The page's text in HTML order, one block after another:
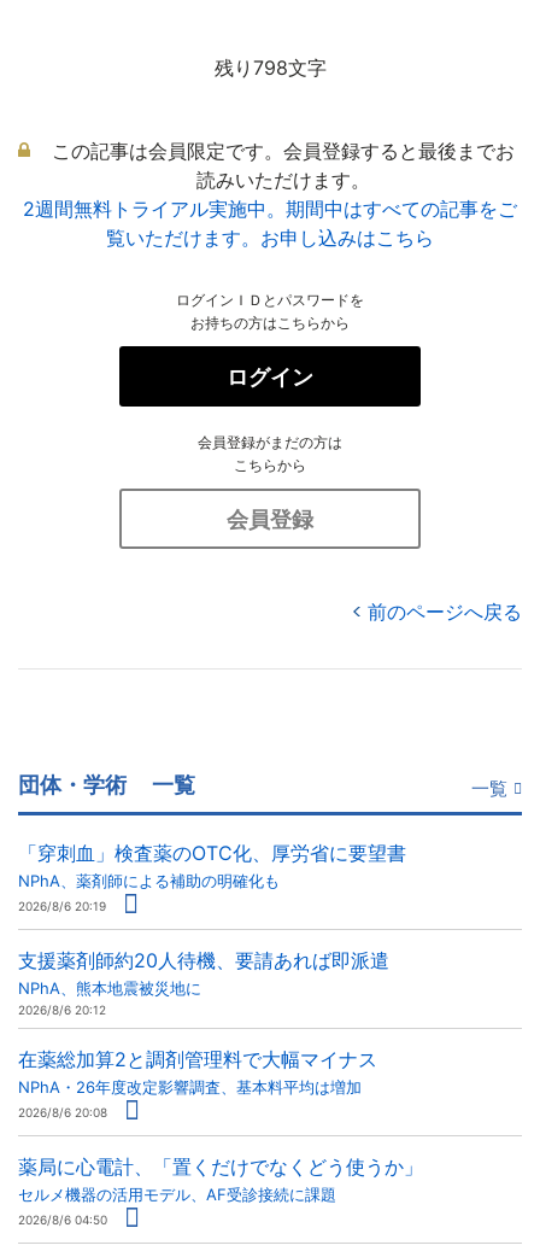
残り798文字
この記事は会員限定です。会員登録すると最後までお
読みいただけます。
2週間無料トライアル実施中。期間中はすべての記事をご
覧いただけます。お申し込みはこちら
ログインＩＤとパスワードを
お持ちの方はこちらから
ログイン
会員登録がまだの方は
こちらから
会員登録
前のページへ戻る
団体・学術 一覧 一覧
「穿刺血」検査薬のOTC化、厚労省に要望書
NPhA、薬剤師による補助の明確化も
2026/8/6 20:19
支援薬剤師約20人待機、要請あれば即派遣
NPhA、熊本地震被災地に
2026/8/6 20:12
在薬総加算2と調剤管理料で大幅マイナス
NPhA・26年度改定影響調査、基本料平均は増加
2026/8/6 20:08
薬局に心電計、「置くだけでなくどう使うか」
セルメ機器の活用モデル、AF受診接続に課題
2026/8/6 04:50